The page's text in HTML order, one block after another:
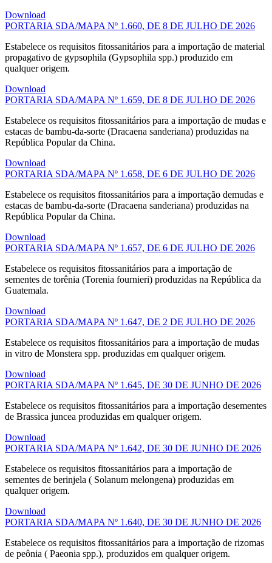
Download
PORTARIA SDA/MAPA Nº 1.660, DE 8 DE JULHO DE 2026
Estabelece os requisitos fitossanitários para a importação de material
propagativo de gypsophila (Gypsophila spp.) produzido em
qualquer origem.
Download
PORTARIA SDA/MAPA Nº 1.659, DE 8 DE JULHO DE 2026
Estabelece os requisitos fitossanitários para a importação de mudas e
estacas de bambu-da-sorte (Dracaena sanderiana) produzidas na
República Popular da China.
Download
PORTARIA SDA/MAPA Nº 1.658, DE 6 DE JULHO DE 2026
Estabelece os requisitos fitossanitários para a importação demudas e
estacas de bambu-da-sorte (Dracaena sanderiana) produzidas na
República Popular da China.
Download
PORTARIA SDA/MAPA Nº 1.657, DE 6 DE JULHO DE 2026
Estabelece os requisitos fitossanitários para a importação de
sementes de torênia (Torenia fournieri) produzidas na República da
Guatemala.
Download
PORTARIA SDA/MAPA Nº 1.647, DE 2 DE JULHO DE 2026
Estabelece os requisitos fitossanitários para a importação de mudas
in vitro de Monstera spp. produzidas em qualquer origem.
Download
PORTARIA SDA/MAPA Nº 1.645, DE 30 DE JUNHO DE 2026
Estabelece os requisitos fitossanitários para a importação desementes
de Brassica juncea produzidas em qualquer origem.
Download
PORTARIA SDA/MAPA Nº 1.642, DE 30 DE JUNHO DE 2026
Estabelece os requisitos fitossanitários para a importação de
sementes de berinjela ( Solanum melongena) produzidas em
qualquer origem.
Download
PORTARIA SDA/MAPA Nº 1.640, DE 30 DE JUNHO DE 2026
Estabelece os requisitos fitossanitários para a importação de rizomas
de peônia ( Paeonia spp.), produzidos em qualquer origem.